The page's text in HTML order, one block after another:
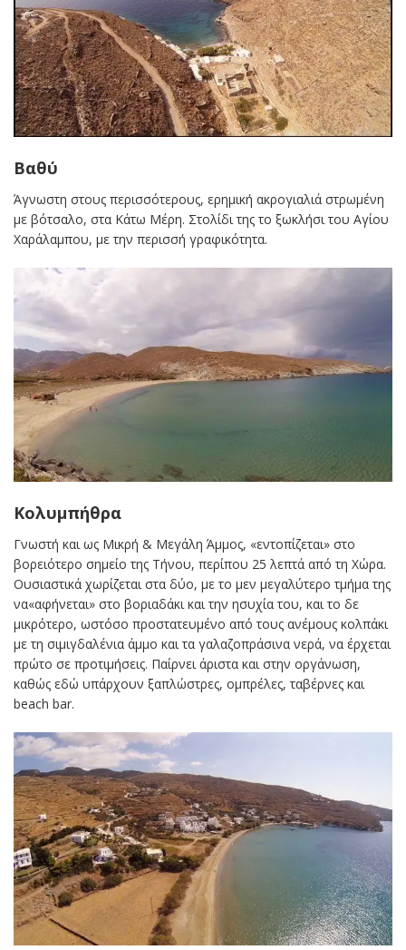
Βαθύ
Άγνωστη στους περισσότερους, ερημική ακρογιαλιά στρωμένη
με βότσαλο, στα Κάτω Μέρη. Στολίδι της το ξωκλήσι του Αγίου
Χαράλαμπου, με την περισσή γραφικότητα.
Κολυμπήθρα
Γνωστή και ως Μικρή & Μεγάλη Άμμος, «εντοπίζεται» στο
βορειότερο σημείο της Τήνου, περίπου 25 λεπτά από τη Χώρα.
Ουσιαστικά χωρίζεται στα δύο, με το μεν μεγαλύτερο τμήμα της
να«αφήνεται» στο βοριαδάκι και την ησυχία του, και το δε
μικρότερο, ωστόσο προστατευμένο από τους ανέμους κολπάκι
με τη σιμιγδαλένια άμμο και τα γαλαζοπράσινα νερά, να έρχεται
πρώτο σε προτιμήσεις. Παίρνει άριστα και στην οργάνωση,
καθώς εδώ υπάρχουν ξαπλώστρες, ομπρέλες, ταβέρνες και
beach bar.